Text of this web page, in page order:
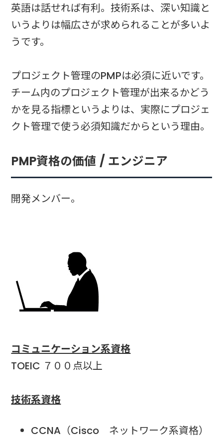
英語は話せれば有利。技術系は、深い知識と
いうよりは幅広さが求められることが多いよ
うです。
プロジェクト管理のPMPは必須に近いです。
チーム内のプロジェクト管理が出来るかどう
かを見る指標というよりは、実際にプロジェ
クト管理で使う必須知識だからという理由。
PMP資格の価値 / エンジニア
開発メンバー。
コミュニケーション系資格
TOEIC ７００点以上
技術系資格
CCNA（Cisco ネットワーク系資格）